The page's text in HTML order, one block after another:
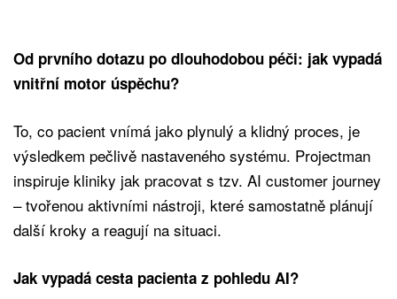
Od prvního dotazu po dlouhodobou péči: jak vypadá
vnitřní motor úspěchu?
To, co pacient vnímá jako plynulý a klidný proces, je
výsledkem pečlivě nastaveného systému. Projectman
inspiruje kliniky jak pracovat s tzv. AI customer journey
– tvořenou aktivními nástroji, které samostatně plánují
další kroky a reagují na situaci.
Jak vypadá cesta pacienta z pohledu AI?